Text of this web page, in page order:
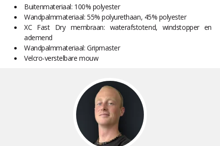
Buitenmateriaal: 100% polyester
Wandpalmmateriaal: 55% polyurethaan, 45% polyester
XC Fast Dry membraan: waterafstotend, windstopper en
ademend
Wandpalmmateriaal: Gripmaster
Velcro-verstelbare mouw